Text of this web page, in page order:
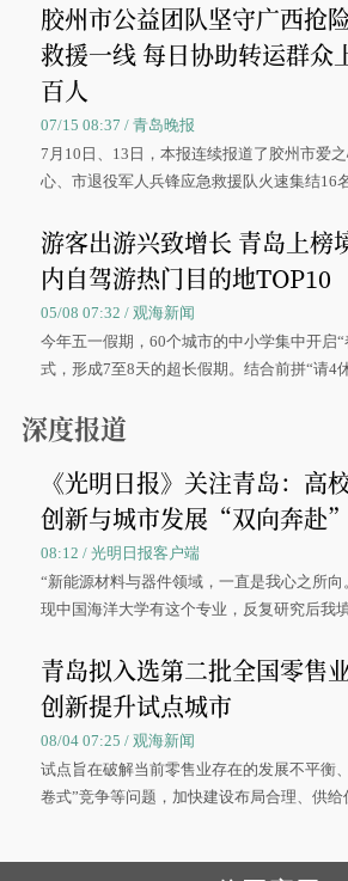
胶州市公益团队坚守广西抢
救援一线 每日协助转运群众
百人
07/15 08:37 / 青岛晚报
7月10日、13日，本报连续报道了胶州市爱
心、市退役军人兵锋应急救援队火速集结16
游客出游兴致增长 青岛上榜
内自驾游热门目的地TOP10
05/08 07:32 / 观海新闻
今年五一假期，60个城市的中小学集中开启
式，形成7至8天的超长假期。结合前拼“请4
深度报道
《光明日报》关注青岛：高
创新与城市发展“双向奔赴”
08:12 / 光明日报客户端
“新能源材料与器件领域，一直是我心之所
现中国海洋大学有这个专业，反复研究后我
大学材料科学与工程学院材料类专业的录取
青岛拟入选第二批全国零售
创新提升试点城市
08/04 07:25 / 观海新闻
试点旨在破解当前零售业存在的发展不平衡
卷式”竞争等问题，加快建设布局合理、供